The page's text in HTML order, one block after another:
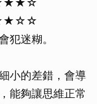
犯迷糊。
小的差錯，會導
能夠讓思維正常